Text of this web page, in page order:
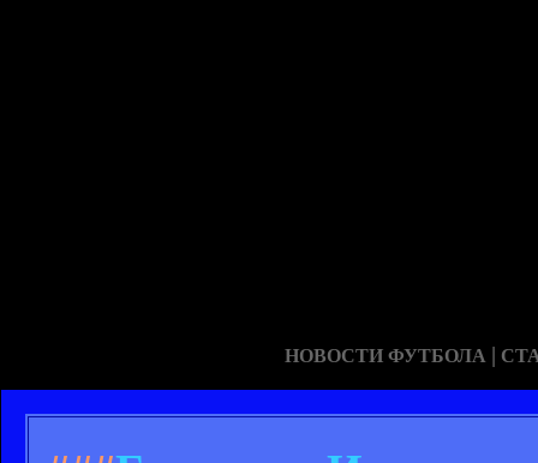
НОВОСТИ ФУТБОЛА |